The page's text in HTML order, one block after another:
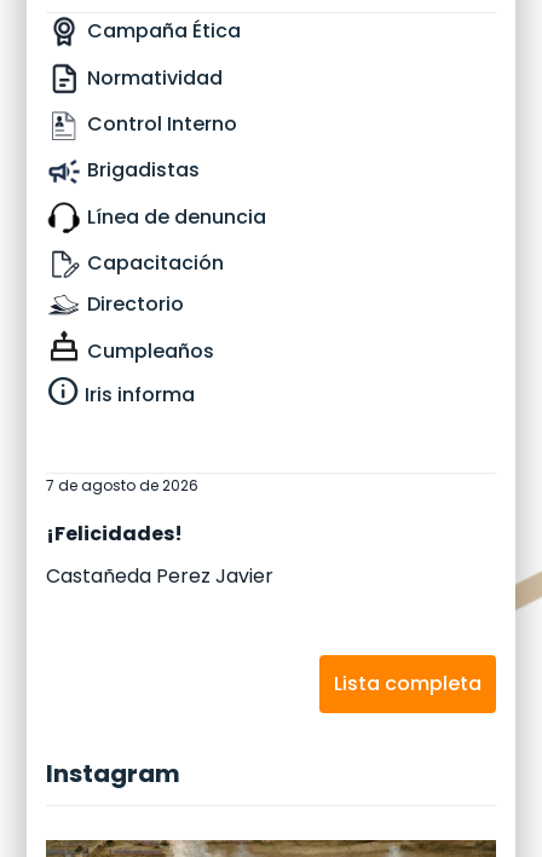
Campaña Ética
Normatividad
Control Interno
Brigadistas
Línea de denuncia
Capacitación
Directorio
Cumpleaños
info Iris informa
7 de agosto de 2026
¡Felicidades!
Javier
Velazquez Rendon
Lista completa
Instagram